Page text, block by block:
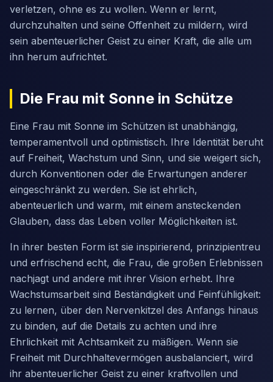
verletzen, ohne es zu wollen. Wenn er lernt,
durchzuhalten und seine Offenheit zu mildern, wird
sein abenteuerlicher Geist zu einer Kraft, die alle um
ihn herum aufrichtet.
Die Frau mit Sonne in Schütze
Eine Frau mit Sonne im Schützen ist unabhängig,
temperamentvoll und optimistisch. Ihre Identität beruht
auf Freiheit, Wachstum und Sinn, und sie weigert sich,
durch Konventionen oder die Erwartungen anderer
eingeschränkt zu werden. Sie ist ehrlich,
abenteuerlich und warm, mit einem ansteckenden
Glauben, dass das Leben voller Möglichkeiten ist.
In ihrer besten Form ist sie inspirierend, prinzipientreu
und erfrischend echt, die Frau, die großen Erlebnissen
nachjagt und andere mit ihrer Vision erhebt. Ihre
Wachstumsarbeit sind Beständigkeit und Feinfühligkeit:
zu lernen, über den Nervenkitzel des Anfangs hinaus
zu binden, auf die Details zu achten und ihre
Ehrlichkeit mit Achtsamkeit zu mäßigen. Wenn sie
Freiheit mit Durchhaltevermögen ausbalanciert, wird
ihr abenteuerlicher Geist zu einer kraftvollen und